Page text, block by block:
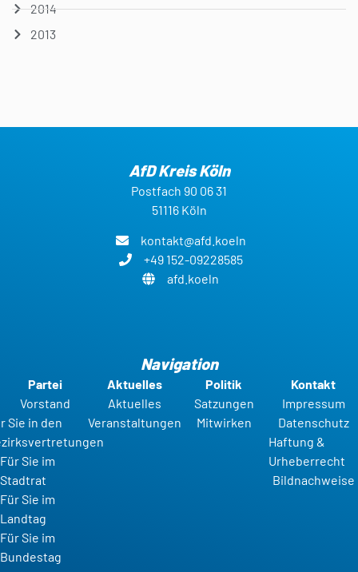
2014
2013
AfD Kreis Köln
Postfach 90 06 31
51116 Köln
kontakt@afd.koeln
+49 152-09228585
afd.koeln
Navigation
Partei
Vorstand
Sie in den
Für Sie im
Stadtrat
Für Sie im
Landtag
Für Sie im
Bundestag
Aktuelles
Aktuelles
Veranstaltungen
Politik
Satzungen
Mitwirken
Kontakt
Impressum
Datenschutz
Haftung &
Urheberrecht
Bildnachweise